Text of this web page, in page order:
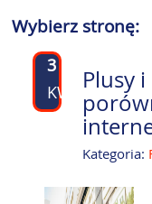
3
KWI
Plusy
Kategoria:
Wybierz stronę: